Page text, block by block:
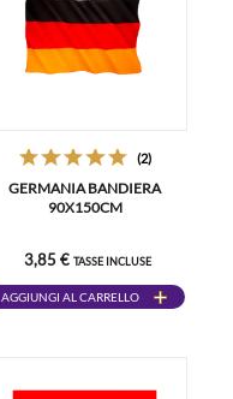
(2)
GERMANIA BANDIERA
90X150CM
3,85 € TASSE INCLUSE
AGGIUNGI AL CARRELLO